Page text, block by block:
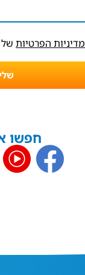
מדיניות הפרטיות
חפשו